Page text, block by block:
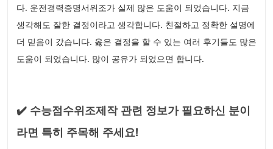
다. 운전경력증명서위조가 실제 많은 도움이 되었습니다. 지금
생각해도 잘한 결정이라고 생각합니다. 친절하고 정확한 설명에
더 믿음이 갔습니다. 옳은 결정을 할 수 있는 여러 후기들도 많은
도움이 되었습니다. 많이 공유가 되었으면 합니다.
✔️ 수능점수위조제작 관련 정보가 필요하신 분이
라면 특히 주목해 주세요!